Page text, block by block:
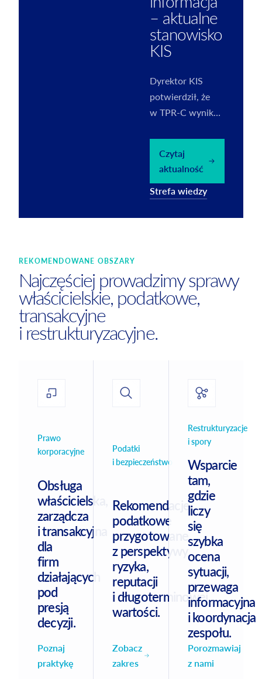
– aktualne
stanowisko
KIS
Dyrektor KIS
potwierdził, że
w TPR-C wynik
wyłącznie za rok
podatkowy objęty
informacją.
Czytaj
aktualność
Strefa wiedzy
REKOMENDOWANE OBSZARY
Najczęściej prowadzimy sprawy
właścicielskie, podatkowe,
transakcyjne
i restrukturyzacyjne.
Prawo
korporacyjne
Obsługa
właścicielska,
zarządcza
i transakcyjna
dla
firm
działających
pod
presją
decyzji.
Poznaj
praktykę
Podatki
i bezpieczeństwo
Rekomendacje
podatkowe
przygotowane
z perspektywy
ryzyka,
reputacji
i długoterminowej
wartości.
Zobacz
zakres
Restrukturyzacje
i spory
Wsparcie
tam,
gdzie
liczy
się
szybka
ocena
sytuacji,
przewaga
informacyjna
i koordynacja
zespołu.
Porozmawiaj
z nami